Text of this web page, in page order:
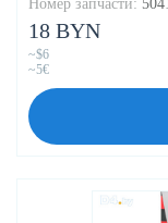
Номер запчасти:
18 BYN
~$6
~5€